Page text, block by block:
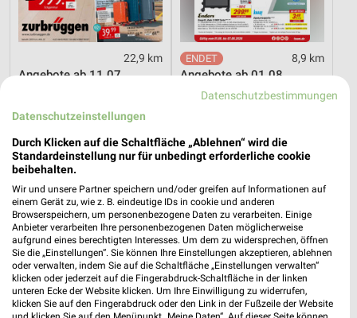
22,9 km
Angebote ab 11.07.
8,9 km
Angebote ab 01.08.
Noch morgen gültig
Datenschutzbestimmungen
Datenschutzeinstellungen
Durch Klicken auf die Schaltfläche „Ablehnen“ wird die
Standardeinstellung nur für unbedingt erforderliche cookie
beibehalten.
Wir und unsere Partner speichern und/oder greifen auf Informationen auf
einem Gerät zu, wie z. B. eindeutige IDs in cookie und anderen
Browserspeichern, um personenbezogene Daten zu verarbeiten. Einige
Anbieter verarbeiten Ihre personenbezogenen Daten möglicherweise
aufgrund eines berechtigten Interesses. Um dem zu widersprechen, öffnen
Sie die „Einstellungen“. Sie können Ihre Einstellungen akzeptieren, ablehnen
oder verwalten, indem Sie auf die Schaltfläche „Einstellungen verwalten“
klicken oder jederzeit auf die Fingerabdruck-Schaltfläche in der linken
unteren Ecke der Website klicken. Um Ihre Einwilligung zu widerrufen,
klicken Sie auf den Fingerabdruck oder den Link in der Fußzeile der Website